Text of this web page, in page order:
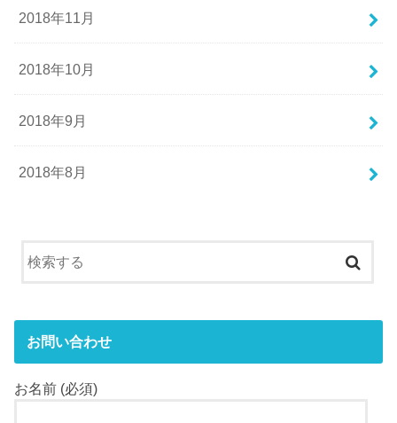
2018年11月
2018年10月
2018年9月
2018年8月
お問い合わせ
お名前 (必須)